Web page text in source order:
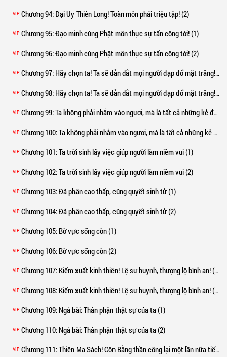
VIP Chương 94: Đại Uy Thiên Long! Toàn môn phái triệu tập! (2)
VIP Chương 95: Đạo minh cùng Phật môn thực sự tấn công tới! (1)
VIP Chương 96: Đạo minh cùng Phật môn thực sự tấn công tới! (2)
VIP Chương 97: Hãy chọn ta! Ta sẽ dẫn dắt mọi người đạp đổ mặt trăng! (1)
VIP Chương 98: Hãy chọn ta! Ta sẽ dẫn dắt mọi người đạp đổ mặt trăng! (2)
VIP Chương 99: Ta không phải nhắm vào ngươi, mà là tất cả những kẻ đang ngồi đây! (1)
VIP Chương 100: Ta không phải nhắm vào ngươi, mà là tất cả những kẻ đang ngồi đây! (2)
VIP Chương 101: Ta trời sinh lấy việc giúp người làm niềm vui (1)
VIP Chương 102: Ta trời sinh lấy việc giúp người làm niềm vui (2)
VIP Chương 103: Đã phân cao thấp, cũng quyết sinh tử (1)
VIP Chương 104: Đã phân cao thấp, cũng quyết sinh tử (2)
VIP Chương 105: Bờ vực sống còn (1)
VIP Chương 106: Bờ vực sống còn (2)
VIP Chương 107: Kiếm xuất kinh thiên! Lệ sư huynh, thượng lộ bình an! (1)
VIP Chương 108: Kiếm xuất kinh thiên! Lệ sư huynh, thượng lộ bình an! (2)
VIP Chương 109: Ngả bài: Thân phận thật sự của ta (1)
VIP Chương 110: Ngả bài: Thân phận thật sự của ta (2)
VIP Chương 111: Thiên Ma Sách! Côn Bằng thần công lại một lần nữa tiến hóa! (1)